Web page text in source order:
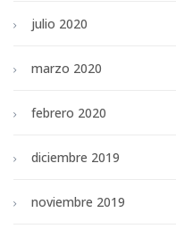
julio 2020
marzo 2020
febrero 2020
diciembre 2019
noviembre 2019